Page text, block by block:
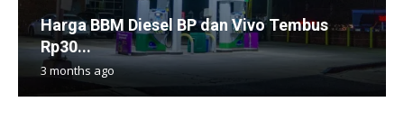
Harga BBM Diesel BP dan Vivo Tembus
Rp30...
3 months ago